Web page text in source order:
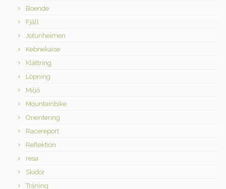
Boende
Fjäll
Jotunheimen
Kebnekaise
Klättring
Löpning
Miljö
Mountainbike
Orientering
Racereport
Reflektion
resa
Skidor
Träning